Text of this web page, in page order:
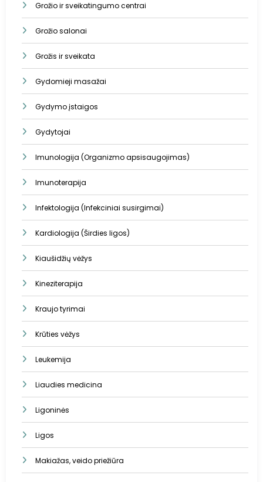
Grožio ir sveikatingumo centrai
Grožio salonai
Grožis ir sveikata
Gydomieji masažai
Gydymo įstaigos
Gydytojai
Imunologija (Organizmo apsisaugojimas)
Imunoterapija
Infektologija (Infekciniai susirgimai)
Kardiologija (Širdies ligos)
Kiaušidžių vėžys
Kineziterapija
Kraujo tyrimai
Krūties vėžys
Leukemija
Liaudies medicina
Ligoninės
Ligos
Makiažas, veido priežiūra